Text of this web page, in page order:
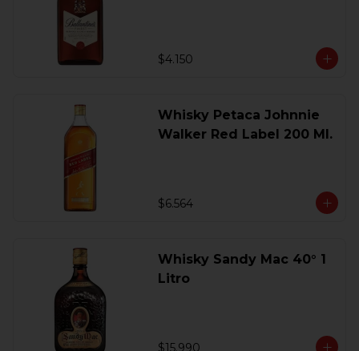
$4.150
Whisky Petaca Johnnie
Walker Red Label 200 Ml.
$6.564
Whisky Sandy Mac 40° 1
Litro
$15.990